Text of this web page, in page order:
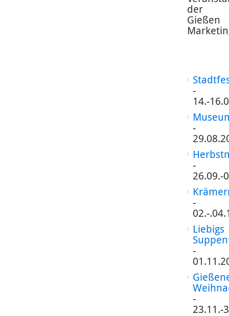
der
Gießen
-
14.-
-
-
26.09.-
-
02.-
Liebigs
-
-
23.11.-